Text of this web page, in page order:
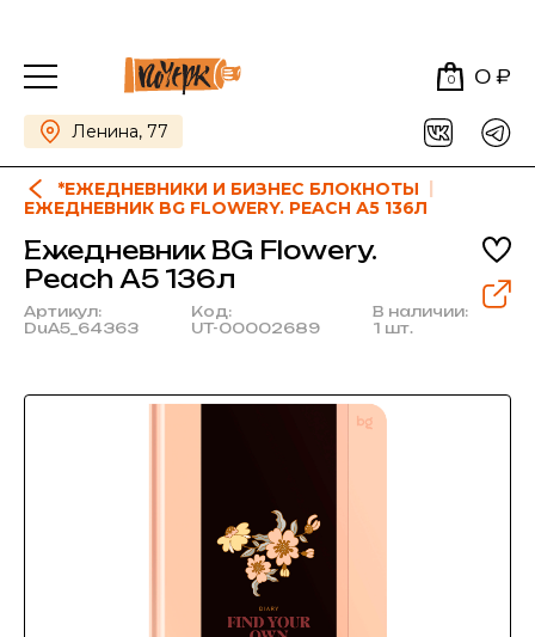
0 0 ₽
Ленина, 77
*ЕЖЕДНЕВНИКИ И БИЗНЕС БЛОКНОТЫ
ЕЖЕДНЕВНИК BG FLOWERY. PEACH А5 136Л
Ежедневник BG Flowery.
Peach А5 136л
Артикул:
DuА5_64363
Код:
UT-00002689
В наличии:
1 шт.